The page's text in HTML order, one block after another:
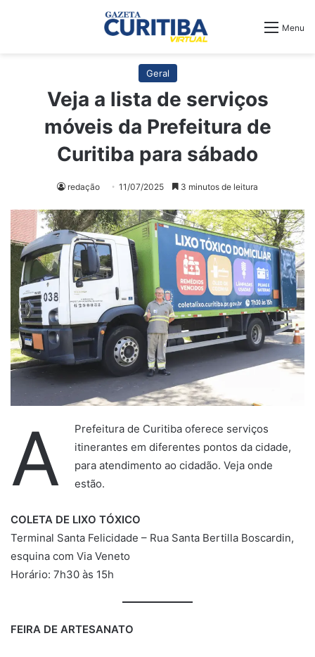
Menu
Geral
Veja a lista de serviços
móveis da Prefeitura de
Curitiba para sábado
redação 11/07/2025 3 minutos de leitura
A
Prefeitura de Curitiba oferece serviços
itinerantes em diferentes pontos da cidade,
para atendimento ao cidadão. Veja onde
estão.
COLETA DE LIXO TÓXICO
Terminal Santa Felicidade – Rua Santa Bertilla Boscardin,
esquina com Via Veneto
Horário: 7h30 às 15h
FEIRA DE ARTESANATO